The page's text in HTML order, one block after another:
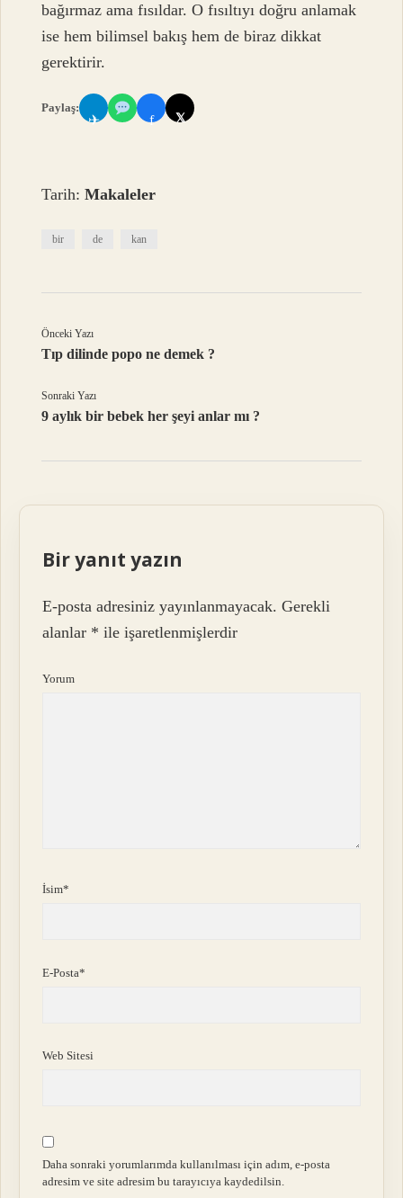
bağırmaz ama fısıldar. O fısıltıyı doğru anlamak
ise hem bilimsel bakış hem de biraz dikkat
gerektirir.
Paylaş:
✈ f 𝕏
Tarih:Makaleler
bir de kan
Önceki Yazı
Tıp dilinde popo ne demek ?
Sonraki Yazı
9 aylık bir bebek her şeyi anlar mı ?
Bir yanıt yazın
E-posta adresiniz yayınlanmayacak. Gerekli
alanlar * ile işaretlenmişlerdir
Yorum
İsim*
E-Posta*
Web Sitesi
Daha sonraki yorumlarımda kullanılması için adım, e-posta
adresim ve site adresim bu tarayıcıya kaydedilsin.